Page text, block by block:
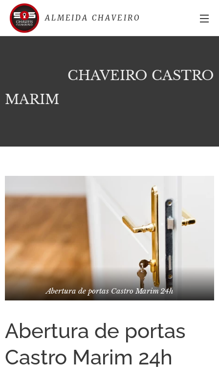
ALMEIDA CHAVEIRO
CHAVEIRO CASTRO
MARIM
Abertura de portas Castro Marim 24h
Abertura de portas
Castro Marim 24h